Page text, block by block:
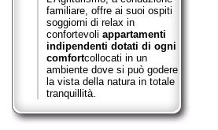
familiare, offre ai suoi ospiti
soggiorni di relax in
confortevoli appartamenti
indipendenti dotati di ogni
comfortcollocati in un
ambiente dove si può godere
la vista della natura in totale
tranquillità.